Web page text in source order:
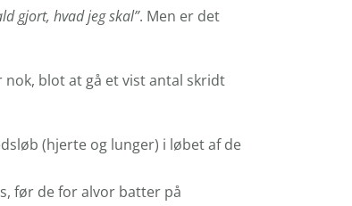
gjort, hvad jeg skal”. Men er det
blot at gå et vist antal skridt
(hjerte og lunger) i løbet af de
før de for alvor batter på